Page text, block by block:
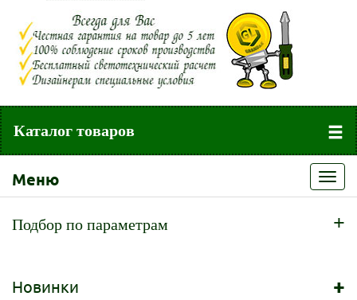
Каталог товаров
Меню
Подбор по параметрам +
Новинки +